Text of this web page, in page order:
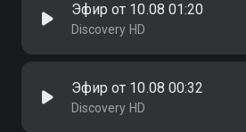
Эфир от 10.08 01:20
Discovery HD
Эфир от 10.08 00:32
Discovery HD